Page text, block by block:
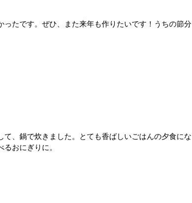
ったです。ぜひ、また来年も作りたいです！うちの節分
て、鍋で炊きました。とても香ばしいごはんの夕食にな
おにぎりに。